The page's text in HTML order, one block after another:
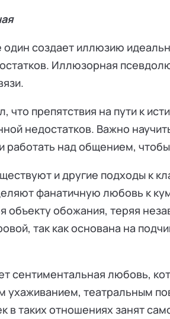
один создает иллюзию
Иллюзорная
что препятствия на пути к
недостатков. Важно
работать над общением,
и другие подходы к
фанатичную любовь к
объекту обожания, теряя
так как основана на
сентиментальная любовь,
ухаживанием, театральным
в таких отношениях занят